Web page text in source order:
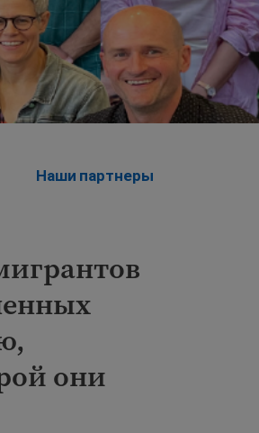
Наши партнеры
они